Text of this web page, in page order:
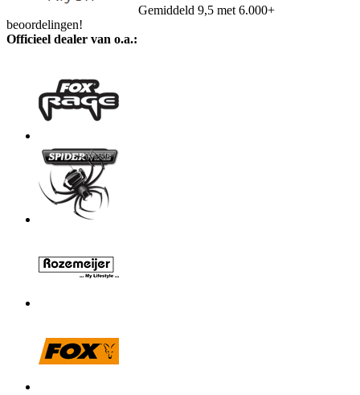
Gemiddeld 9,5 met 6.000+
beoordelingen!
Officieel dealer van o.a.: